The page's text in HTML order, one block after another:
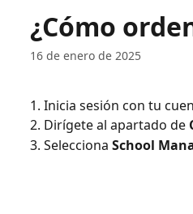
¿Cómo
16 de enero de 2025
1. Inicia sesión con tu
2. Dirígete al apartado de
3. Selecciona School